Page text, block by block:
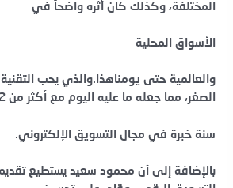
المختلفة، وكذلك كان أثره واضحاً في
الأسواق المحلية
والعالمية حتى يومناهذا.والذي يحب
الصغر، مما جعله ما عليه اليوم مع أكثر من 12
سنة خبرة في مجال التسويق الإلكتروني.
بالإضافة إلى أن محمود سعيد يستطيع